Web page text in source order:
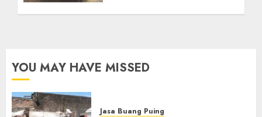
YOU MAY HAVE MISSED
Jasa Buang Puing